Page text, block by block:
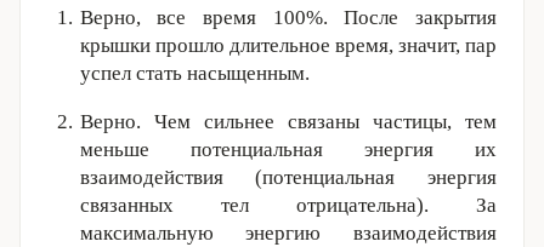
Верно, все время 100%. После закрытия
крышки прошло длительное время, значит, пар
успел стать насыщенным.
Верно. Чем сильнее связаны частицы, тем
меньше потенциальная энергия их
взаимодействия (потенциальная энергия
связанных тел отрицательна). За
максимальную энергию взаимодействия